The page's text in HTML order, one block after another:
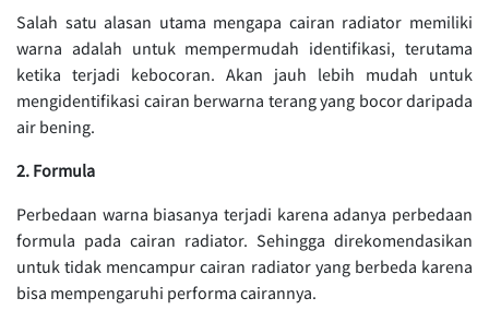
Salah satu alasan utama mengapa cairan radiator memiliki
warna adalah untuk mempermudah identifikasi, terutama
ketika terjadi kebocoran. Akan jauh lebih mudah untuk
mengidentifikasi cairan berwarna terang yang bocor daripada
air bening.
2. Formula
Perbedaan warna biasanya terjadi karena adanya perbedaan
formula pada cairan radiator. Sehingga direkomendasikan
untuk tidak mencampur cairan radiator yang berbeda karena
bisa mempengaruhi performa cairannya.